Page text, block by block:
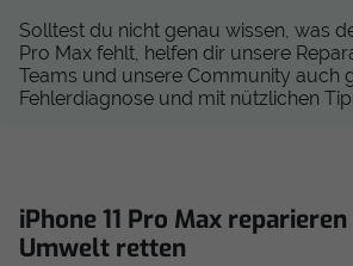
Solltest du nicht genau wissen, was
Pro Max fehlt, helfen dir unsere
Teams und unsere Community auch
Fehlerdiagnose und mit nützlichen
iPhone 11 Pro Max
Umwelt retten